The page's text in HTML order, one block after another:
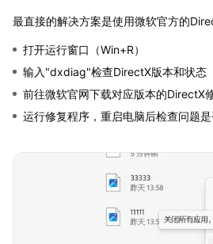
最直接的解决方案是使用微软官方的
打开运行窗口（Win+R）
输入"dxdiag"检查DirectX版本和状态
前往微软官网下载对应版本的DirectX
运行修复程序，重启电脑后检查问题